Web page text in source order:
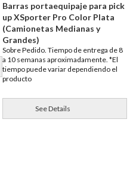
Barras portaequipaje para pick
up XSporter Pro Color Plata
(Camionetas Medianas y
Grandes)
Sobre Pedido. Tiempo de entrega de 8
a 10 semanas aproximadamente. *El
tiempo puede variar dependiendo el
producto
See Details